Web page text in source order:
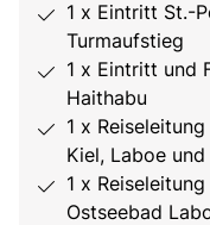
1 x Eintritt St.-
Turmaufstieg
1 x Eintritt und
Haithabu
1 x
Kiel, Laboe
1 x
Ostseebad